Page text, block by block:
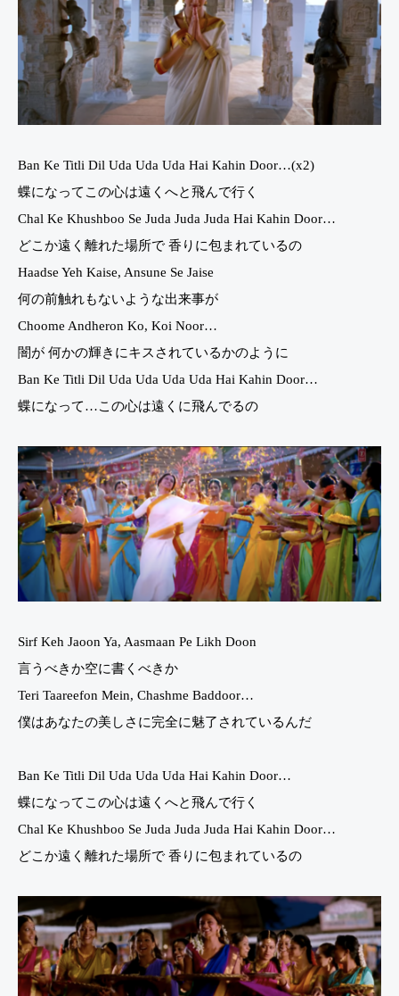
Ban Ke Titli Dil Uda Uda Uda Hai Kahin Door…(x2)
蝶になってこの心は遠くへと飛んで行く
Chal Ke Khushboo Se Juda Juda Juda Hai Kahin Door…
どこか遠く離れた場所で 香りに包まれているの
Haadse Yeh Kaise, Ansune Se Jaise
何の前触れもないような出来事が
Choome Andheron Ko, Koi Noor…
闇が 何かの輝きにキスされているかのように
Ban Ke Titli Dil Uda Uda Uda Uda Hai Kahin Door…
蝶になって…この心は遠くに飛んでるの
Sirf Keh Jaoon Ya, Aasmaan Pe Likh Doon
言うべきか空に書くべきか
Teri Taareefon Mein, Chashme Baddoor…
僕はあなたの美しさに完全に魅了されているんだ
Ban Ke Titli Dil Uda Uda Uda Hai Kahin Door…
蝶になってこの心は遠くへと飛んで行く
Chal Ke Khushboo Se Juda Juda Juda Hai Kahin Door…
どこか遠く離れた場所で 香りに包まれているの